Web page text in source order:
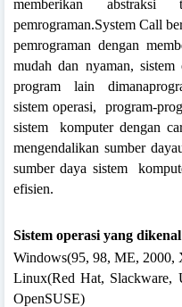
memberikan
pemrograman.System Call
pemrograman dengan
mudah dan nyaman, sistem
program lain
sistem operasi, program-
sistem
komputer dengan
mengendalikan sumber
sumber daya sistem
efisien.
Sistem operasi yang
Windows(95, 98, ME,
Linux(Red Hat, Slackware,
OpenSUSE)